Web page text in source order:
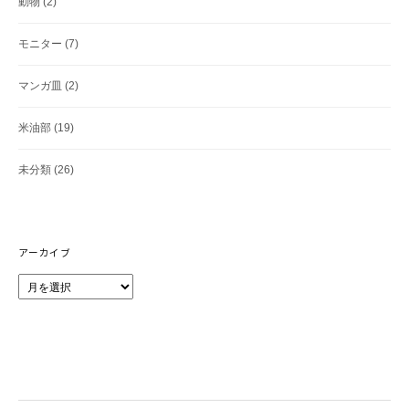
モニター (7)
マンガ皿 (2)
米油部 (19)
未分類 (26)
アーカイブ
ー